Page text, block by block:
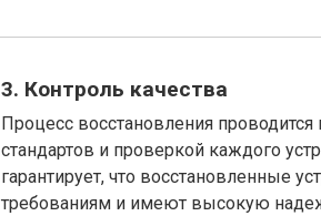
3. Контроль качества
Процесс восстановления
стандартов и проверкой каждого
гарантирует, что восстановленные
требованиям и имеют высокую